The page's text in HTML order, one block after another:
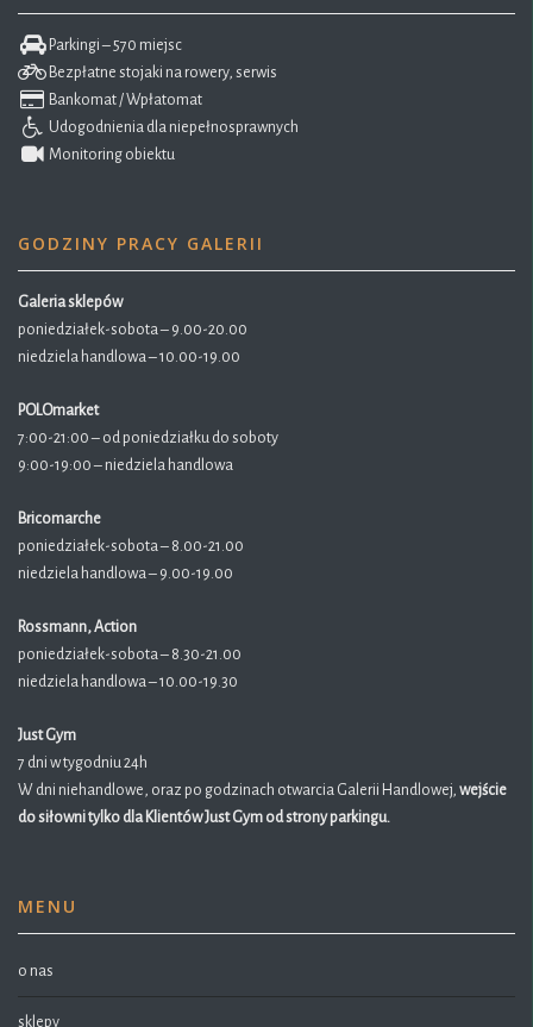
Parkingi – 570 miejsc
Bezpłatne stojaki na rowery, serwis
Bankomat / Wpłatomat
Udogodnienia dla niepełnosprawnych
Monitoring obiektu
GODZINY PRACY GALERII
Galeria sklepów
poniedziałek-sobota – 9.00-20.00
niedziela handlowa – 10.00-19.00
POLOmarket
7:00-21:00 – od poniedziałku do soboty
9:00-19:00 – niedziela handlowa
Bricomarche
poniedziałek-sobota – 8.00-21.00
niedziela handlowa – 9.00-19.00
Rossmann, Action
poniedziałek-sobota – 8.30-21.00
niedziela handlowa – 10.00-19.30
Just Gym
7 dni w tygodniu 24h
W dni niehandlowe, oraz po godzinach otwarcia Galerii Handlowej, wejście
do siłowni tylko dla Klientów Just Gym od strony parkingu.
MENU
o nas
sklepy